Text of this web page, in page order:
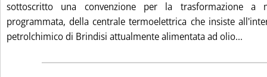
sottoscritto una convenzione per la trasformazione a
programmata, della centrale termoelettrica che insiste
petrolchimico di Brindisi attualmente alimentata ad olio...